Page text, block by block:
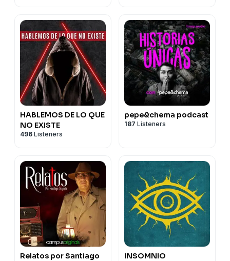
HABLEMOS DE LO QUE
NO EXISTE
496 Listeners
pepe&chema podcast
187 Listeners
Relatos por Santiago
INSOMNIO